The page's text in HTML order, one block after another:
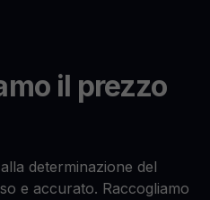
il prezzo
determinazione del
e accurato. Raccogliamo